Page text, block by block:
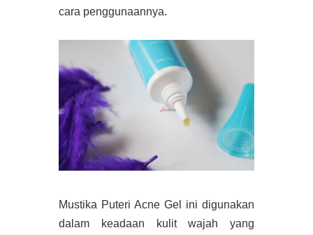
cara penggunaannya.
Mustika Puteri Acne Gel ini digunakan
dalam keadaan kulit wajah yang